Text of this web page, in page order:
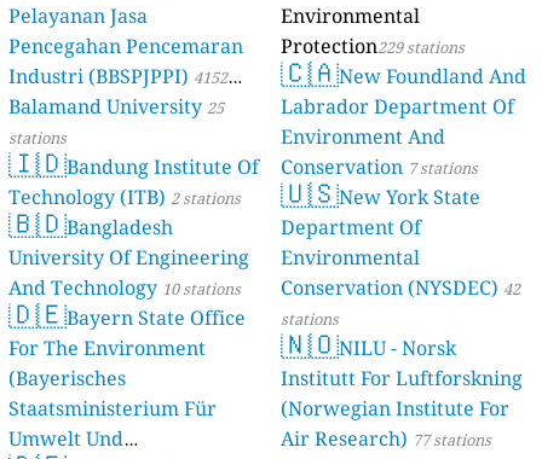
Pelayanan Jasa
Pencegahan Pencemaran
Industri (BBSPJPPI) 4152
stations
Balamand University25
stations
🇮🇩Bandung Institute Of
Technology (ITB) 2 stations
🇧🇩Bangladesh
University Of Engineering
And Technology 10 stations
🇩🇪Bayern State Office
For The Environment
(Bayerisches
Staatsministerium Für
Umwelt Und
Environmental
Protection229 stations
🇨🇦New Foundland And
Labrador Department Of
Environment And
Conservation 7 stations
🇺🇸New York State
Department Of
Environmental
Conservation (NYSDEC) 42
stations
🇳🇴NILU - Norsk
Institutt For Luftforskning
(Norwegian Institute For
Air Research) 77 stations